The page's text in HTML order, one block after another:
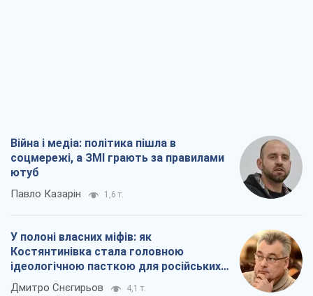
Війна і медіа: політика пішла в
соцмережі, а ЗМІ грають за правилами
ютуб
Павло Казарін 1,6 т.
У полоні власних міфів: як
Костянтинівка стала головною
ідеологічною пасткою для російських
окупантів
Дмитро Снєгирьов 4,1 т.